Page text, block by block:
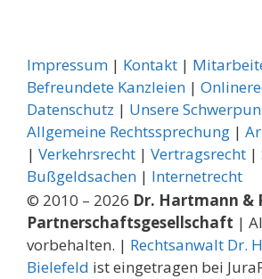
Impressum | Kontakt |
Befreundete Kanzleien |
Datenschutz | Unsere
Allgemeine Rechtssprechung | ­
| Verkehrsrecht | Vertragsrecht |
Bußgeldsachen | Internetrecht
© 2010 – 2026 Dr. Hartmann &
Partnerschaftsgesellschaft |
vorbehalten. | Rechtsanwalt Dr.
Bielefeld ist eingetragen bei